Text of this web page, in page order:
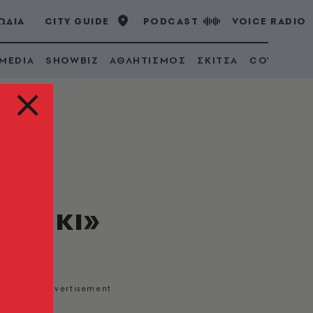
CITY GUIDE PODCAST VOICE RADIO
SHOWBIZ ΑΘΛΗΤΙΣΜΟΣ ΣΚΙΤΣΑ COVID 19